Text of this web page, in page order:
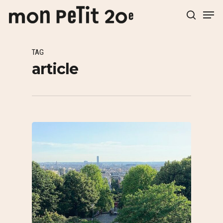
Hit enter to search or ESC to close
TAG
article